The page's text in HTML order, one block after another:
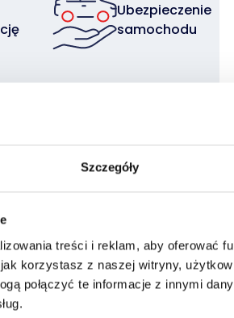
Szczegóły
treści i reklam, aby oferować
korzystasz z naszej witryny,
połączyć te informacje z innymi
Ubezpieczenie
samochodu
nami
swoją flotę
website enter the